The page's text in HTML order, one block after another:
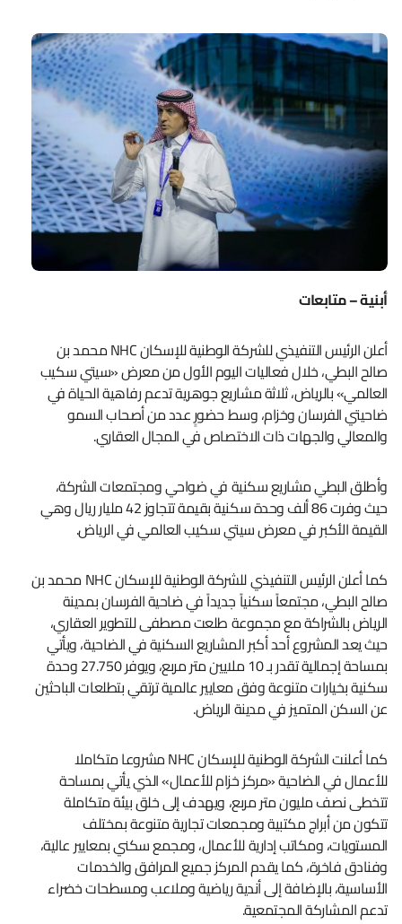
أبنية – متابعات
أعلن الرئيس التنفيذي للشركة الوطنية للإسكان NHC محمد بن
صالح البطي، خلال فعاليات اليوم الأول من معرض «سيتي سكيب
العالمي» بالرياض، ثلاثة مشاريع جوهرية تدعم رفاهية الحياة في
ضاحيتي الفرسان وخزام، وسط حضورٍ عدد من أصحاب السمو
والمعالي والجهات ذات الاختصاص في المجال العقاري.
وأطلق البطي مشاريع سكنية في ضواحي ومجتمعات الشركة،
حيث وفرت 86 ألف وحدة سكنية بقيمة تتجاوز 42 مليار ريال وهي
القيمة الأكبر في معرض سيتي سكيب العالمي في الرياض.
كما أعلن الرئيس التنفيذي للشركة الوطنية للإسكان NHC محمد بن
صالح البطي، مجتمعاً سكنياً جديداً في ضاحية الفرسان بمدينة
الرياض بالشراكة مع مجموعة طلعت مصطفى للتطوير العقاري،
حيث يعد المشروع أحد أكبر المشاريع السكنية في الضاحية، ويأتي
بمساحة إجمالية تقدر بـ 10 ملايين متر مربع، ويوفر 27.750 وحدة
سكنية بخيارات متنوعة وفق معايير عالمية ترتقي بتطلعات الباحثين
عن السكن المتميز في مدينة الرياض.
كما أعلنت الشركة الوطنية للإسكان NHC مشروعا متكاملا
للأعمال في الضاحية «مركز خزام للأعمال» الذي يأتي بمساحة
تتخطى نصف مليون متر مربع، ويهدف إلى خلق بيئة متكاملة
تتكون من أبراج مكتبية ومجمعات تجارية متنوعة بمختلف
المستويات، ومكاتب إدارية للأعمال، ومجمع سكني بمعايير عالية،
وفنادق فاخرة، كما يقدم المركز جميع المرافق والخدمات
الأساسية، بالإضافة إلى أندية رياضية وملاعب ومسطحات خضراء
تدعم المشاركة المجتمعية.